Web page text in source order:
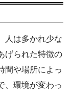
人は多かれ少な
げられた特徴の
間や場所によっ
、環境が変わっ